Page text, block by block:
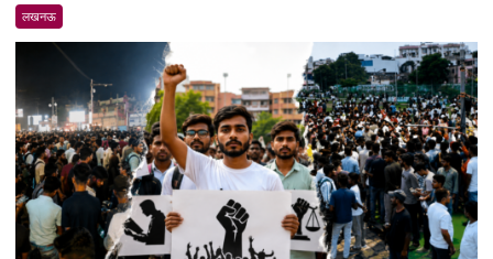
नारायण
पाण्डेय
‘तेजेश
जी’
को
भावभीनी
श्रद्धांजलि,
बड़ी
संख्या
लखनऊ